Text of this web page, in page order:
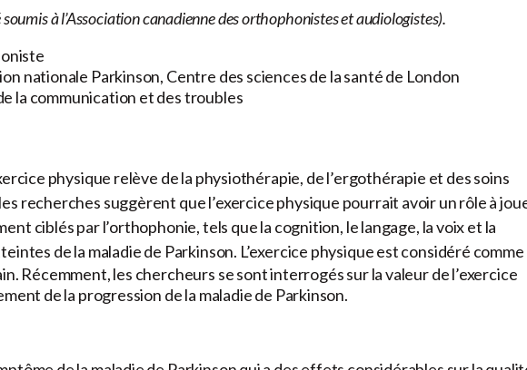
à l’Association canadienne des orthophonistes et audiologistes).
nationale Parkinson, Centre des sciences de la santé de London
la communication et des troubles
physique relève de la physiothérapie, de l’ergothérapie et des soins
recherches suggèrent que l’exercice physique pourrait avoir un rôle à
ciblés par l’orthophonie, tels que la cognition, le langage, la voix et la
de la maladie de Parkinson. L’exercice physique est considéré comme
Récemment, les chercheurs se sont interrogés sur la valeur de l’exercice
de la progression de la maladie de Parkinson.